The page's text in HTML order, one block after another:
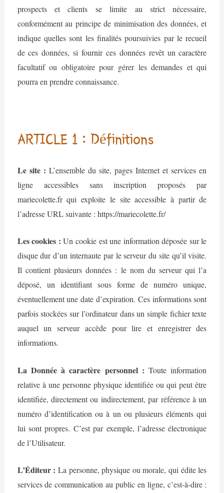
prospects et clients se limite au strict nécessaire,
conformément au principe de minimisation des données, et
indique quelles sont les finalités poursuivies par le recueil
de ces données, si fournir ces données revêt un caractère
facultatif ou obligatoire pour gérer les demandes et qui
pourra en prendre connaissance.
ARTICLE 1 : Définitions
Le site : L’ensemble du site, pages Internet et services en
ligne accessibles sans inscription proposés par
mariecolette.fr qui exploite le site accessible à partir de
l’adresse URL suivante : https://mariecolette.fr/
Les cookies : Un cookie est une information déposée sur le
disque dur d’un internaute par le serveur du site qu’il visite.
Il contient plusieurs données : le nom du serveur qui l’a
déposé, un identifiant sous forme de numéro unique,
éventuellement une date d’expiration. Ces informations sont
parfois stockées sur l’ordinateur dans un simple fichier texte
auquel un serveur accède pour lire et enregistrer des
informations.
La Donnée à caractère personnel :Toute information
relative à une personne physique identifiée ou qui peut être
identifiée, directement ou indirectement, par référence à un
numéro d’identification ou à un ou plusieurs éléments qui
lui sont propres. C’est par exemple, l’adresse électronique
de l’Utilisateur.
L’Éditeur : La personne, physique ou morale, qui édite les
services de communication au public en ligne, c’est-à-dire :